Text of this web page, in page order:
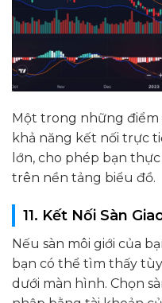
Một trong những điểm
khả năng kết nối trực
lớn, cho phép bạn
trên nền tảng biểu đồ.
11. Kết Nối Sàn
Nếu sàn môi giới của
bạn có thể tìm thấy
dưới màn hình. Chọn